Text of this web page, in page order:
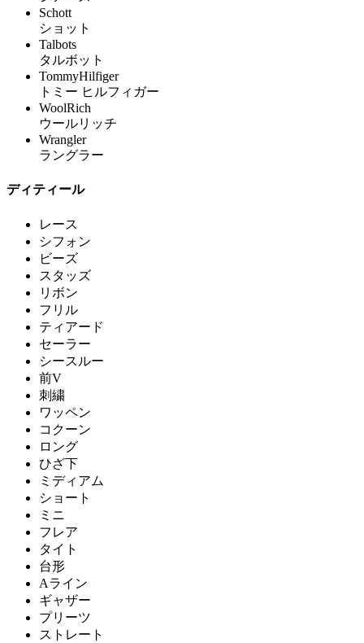
Schott
ショット
Talbots
タルボット
TommyHilfiger
トミー ヒルフィガー
WoolRich
ウールリッチ
Wrangler
ラングラー
ディティール
レース
シフォン
ビーズ
スタッズ
リボン
フリル
ティアード
セーラー
シースルー
前V
刺繍
ワッペン
コクーン
ロング
ひざ下
ミディアム
ショート
ミニ
フレア
タイト
台形
Aライン
ギャザー
プリーツ
ストレート